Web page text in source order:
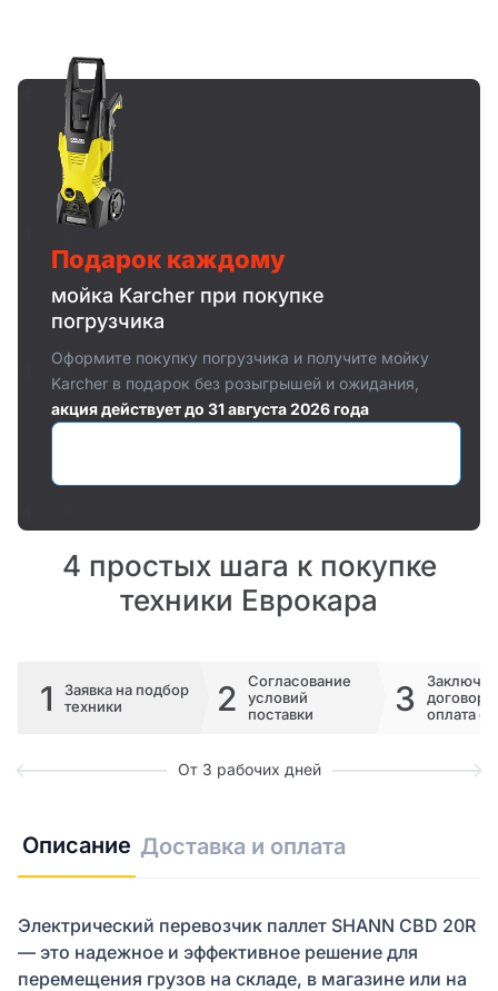
Подарок каждому
мойка Karcher при покупке
погрузчика
Оформите покупку погрузчика и получите мойку
Karcher в подарок без розыгрышей и ожидания,
акция действует до 31 августа 2026 года
4 простых шага к покупке
техники Еврокара
1
Заявка на подбор
техники
2
Согласование
условий
поставки
3
договора
оплата
От 3 рабочих дней
Описание Доставка и оплата
Электрический перевозчик паллет SHANN CBD 20R
— это надежное и эффективное решение для
перемещения грузов на складе, в магазине или на